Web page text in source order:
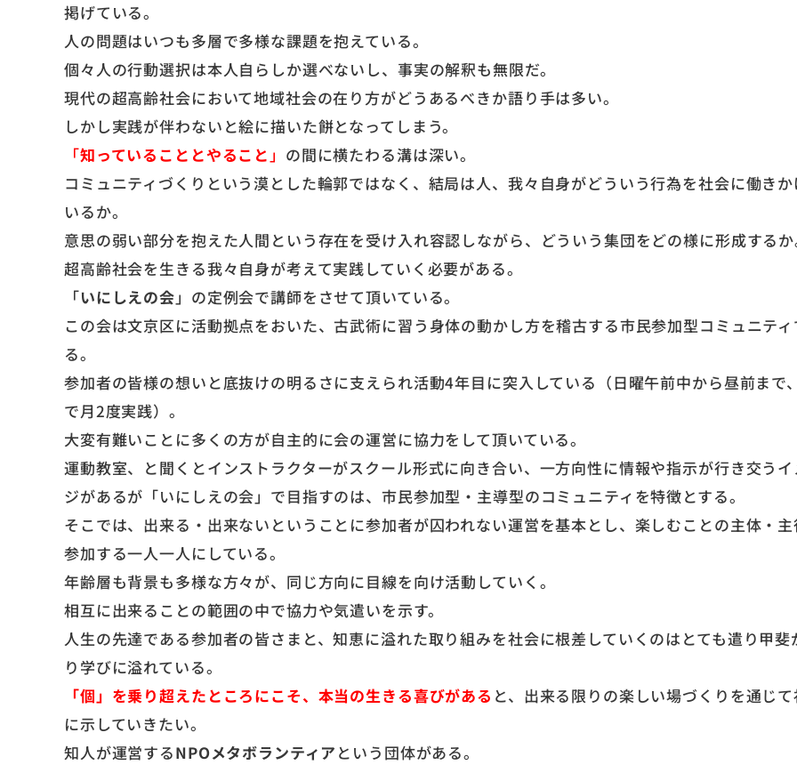
掲げている。
人の問題はいつも多層で多様な課題を抱えている。
個々人の行動選択は本人自らしか選べないし、事実の解釈も無限だ。
現代の超高齢社会において地域社会の在り方がどうあるべきか語り手は多い。
しかし実践が伴わないと絵に描いた餅となってしまう。
「知っていることとやること 」 の間に横たわる溝は深い。
コミュニティづくりという漠とした輪郭ではなく、結局は人、我々自身がどういう行為を社会に働きか
いるか。
意思の弱い部分を抱えた人間という存在を受け入れ容認しながら、どういう集団をどの様に形成するか
超高齢社会を生きる我々自身が考えて実践していく必要がある。
「いにしえの会 」の定例会で講師をさせて頂いている。
この会は文京区に活動拠点をおいた、古武術に習う身体の動かし方を稽古する市民参加型コミュニティ
る。
参加者の皆様の想いと底抜けの明るさに支えられ活動4年目に突入している（日曜午前中から昼前まで
で月2度実践）。
大変有難いことに多くの方が自主的に会の運営に協力をして頂いている。
運動教室、と聞くとインストラクターがスクール形式に向き合い、一方向性に情報や指示が行き交うイ
ジがあるが「いにしえの会」で目指すのは、市民参加型・主導型のコミュニティを特徴とする。
そこでは、出来る・出来ないということに参加者が囚われない運営を基本とし、楽しむことの主体・主
参加する一人一人にしている。
年齢層も背景も多様な方々が、同じ方向に目線を向け活動していく。
相互に出来ることの範囲の中で協力や気遣いを示す。
人生の先達である参加者の皆さまと、知恵に溢れた取り組みを社会に根差していくのはとても遣り甲斐
り学びに溢れている。
「個」を乗り超えたところにこそ、本当の生きる喜びがある と、出来る限りの楽しい場づくりを通じ
に示していきたい。
知人が運営するNPOメタボランティア という団体がある。